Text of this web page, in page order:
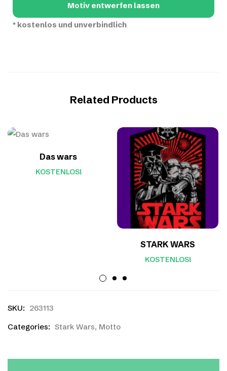
Motiv entwerfen lassen
* kostenlos und unverbindlich
Related Products
Das wars
KOSTENLOS!
STARK WARS
KOSTENLOS!
SKU: 263113
Categories: Stark Wars, Motto